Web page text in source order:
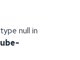
null in